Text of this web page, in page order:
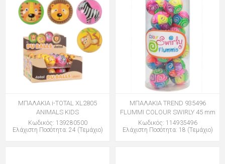
ΜΠΑΛΑΚΙΑ i-TOTAL XL2805
ANIMALS KIDS
Κωδικός: 139280500
Ελάχιστη Ποσότητα: 24 (Τεμάχιο)
ΜΠΑΛΑΚΙΑ TREND 935496
FLUMMI COLOUR SWIRLY 45 mm
Κωδικός: 114935496
Ελάχιστη Ποσότητα: 18 (Τεμάχιο)